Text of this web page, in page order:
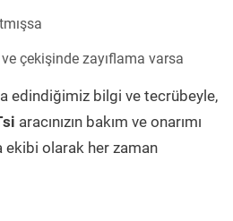
çekişinde zayıflama varsa
edindiğimiz bilgi ve tecrübeyle,
aracınızın bakım ve onarımı
ekibi olarak her zaman